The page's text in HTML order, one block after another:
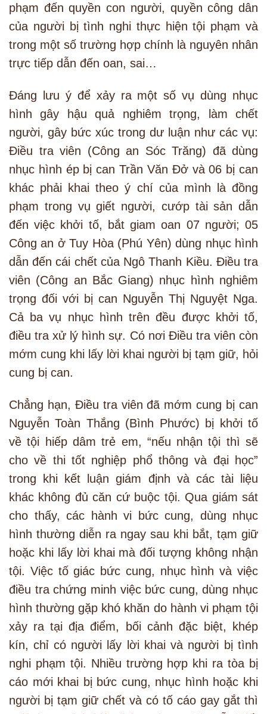
phạm đến quyền con người, quyền công dân
của người bị tình nghi thực hiện tội phạm và
trong một số trường hợp chính là nguyên nhân
trực tiếp dẫn đến oan, sai…
Đáng lưu ý để xảy ra một số vụ dùng nhục
hình gây hậu quả nghiêm trọng, làm chết
người, gây bức xúc trong dư luận như các vụ:
Điều tra viên (Công an Sóc Trăng) đã dùng
nhục hình ép bị can Trần Văn Đở và 06 bị can
khác phải khai theo ý chí của mình là đồng
phạm trong vụ giết người, cướp tài sản dẫn
đến việc khởi tố, bắt giam oan 07 người; 05
Công an ở Tuy Hòa (Phú Yên) dùng nhục hình
dẫn đến cái chết của Ngô Thanh Kiều. Điều tra
viên (Công an Bắc Giang) nhục hình nghiêm
trọng đối với bị can Nguyễn Thị Nguyệt Nga.
Cả ba vụ nhục hình trên đều được khởi tố,
điều tra xử lý hình sự. Có nơi Điều tra viên còn
mớm cung khi lấy lời khai người bị tạm giữ, hỏi
cung bị can.
Chẳng hạn, Điều tra viên đã mớm cung bị can
Nguyễn Toàn Thắng (Bình Phước) bị khởi tố
về tội hiếp dâm trẻ em, “nếu nhận tội thì sẽ
cho về thi tốt nghiệp phổ thông và đại học”
trong khi kết luận giám định và các tài liệu
khác không đủ căn cứ buộc tội. Qua giám sát
cho thấy, các hành vi bức cung, dùng nhục
hình thường diễn ra ngay sau khi bắt, tạm giữ
hoặc khi lấy lời khai mà đối tượng không nhận
tội. Việc tố giác bức cung, nhục hình và việc
điều tra chứng minh việc bức cung, dùng nhục
hình thường gặp khó khăn do hành vi phạm tội
xảy ra tại địa điểm, bối cảnh đặc biệt, khép
kín, chỉ có người lấy lời khai và người bị tình
nghi phạm tội. Nhiều trường hợp khi ra tòa bị
cáo mới khai bị bức cung, nhục hình hoặc khi
người bị tạm giữ chết và có tố cáo gay gắt thì